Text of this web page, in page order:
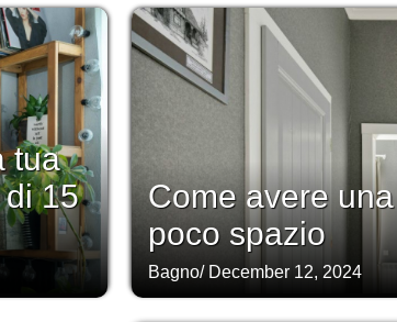
tua
15
Come avere
poco spazio
Bagno/ December 12, 2024